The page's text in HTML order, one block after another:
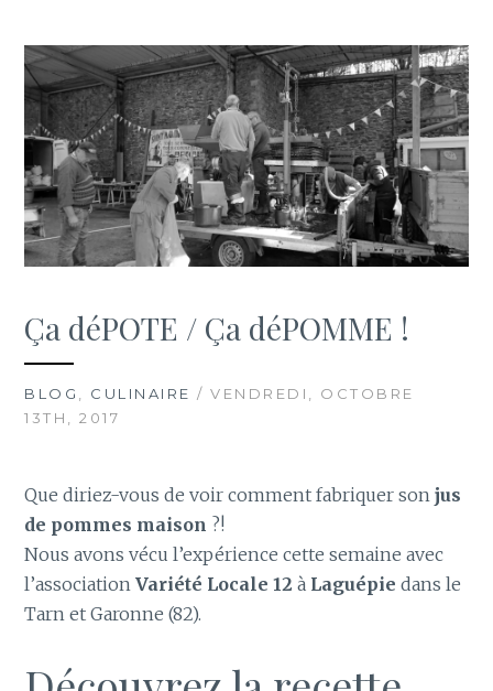
Ça déPOTE / Ça déPOMME !
BLOG , CULINAIRE / VENDREDI, OCTOBRE
13TH, 2017
Que diriez-vous de voir comment fabriquer son jus
de pommes maison ?!
Nous avons vécu l’expérience cette semaine avec
l’associationVariété Locale 12 à Laguépiedans le
Tarn et Garonne (82).